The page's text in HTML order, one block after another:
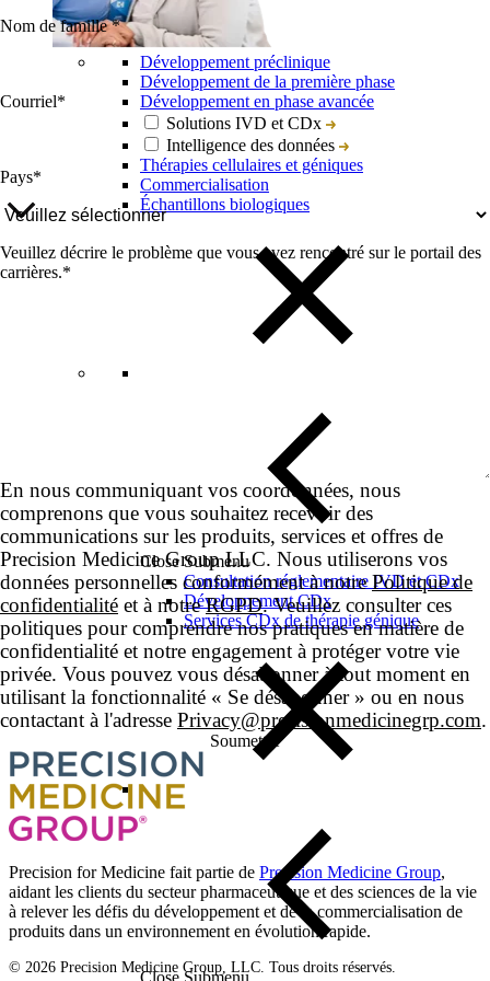
Développement préclinique
Développement de la première phase
Développement en phase avancée
Solutions IVD et CDx
Intelligence des données
Thérapies cellulaires et géniques
Commercialisation
Échantillons biologiques
Close Submenu
Consultation réglementaire IVD et CDx
Développement CDx
Services CDx de thérapie génique
Close Submenu
Nom de famille*
Courriel*
Pays*
Veuillez décrire le problème que vous avez rencontré sur le portail des
carrières.*
En nous communiquant vos coordonnées, nous
comprenons que vous souhaitez recevoir des
communications sur les produits, services et offres de
Precision Medicine Group LLC. Nous utiliserons vos
données personnelles conformément à notrePolitique de
confidentialité et à notreRGPD. Veuillez consulter ces
politiques pour comprendre nos pratiques en matière de
confidentialité et notre engagement à protéger votre vie
privée. Vous pouvez vous désabonner à tout moment en
utilisant la fonctionnalité « Se désabonner » ou en nous
contactant à l'adresse Privacy@precisionmedicinegrp.com.
Precision for Medicine fait partie de Precision Medicine Group,
aidant les clients du secteur pharmaceutique et des sciences de la vie
à relever les défis du développement et de la commercialisation de
produits dans un environnement en évolution rapide.
© 2026 Precision Medicine Group, LLC. Tous droits réservés.